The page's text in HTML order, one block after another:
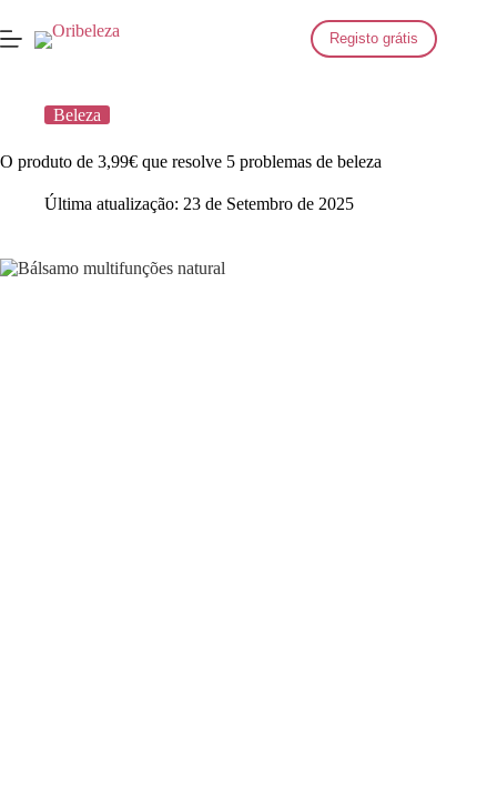
para
o
Registo grátis
Beleza
O produto de 3,99€ que resolve 5 problemas de beleza
Última atualização: 23 de Setembro de 2025